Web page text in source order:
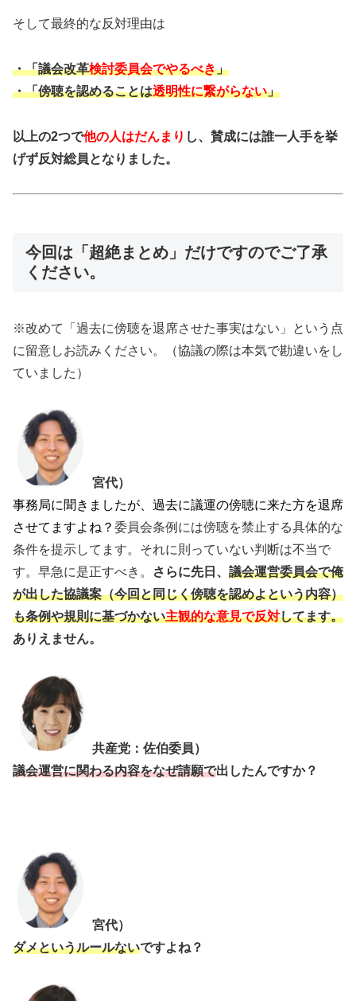
そして最終的な反対理由は
・「議会改革検討委員会でやるべき」
・「傍聴を認めることは透明性に繋がらない」
以上の2つで他の人はだんまり し、賛成には誰一人手を挙
げず反対総員となりました。
今回は「超絶まとめ」だけですのでご了承
ください。
※改めて「過去に傍聴を退席させた事実はない」という点
に留意しお読みください。（協議の際は本気で勘違いをし
ていました）
宮代）
事務局に聞きましたが、過去に議運の傍聴に来た方を退席
させてますよね？ 委員会条例には傍聴を禁止する具体的な
条件を提示してます。それに則っていない判断は不当で
す。早急に是正すべき。
さらに先日、 議会運営委員会で俺
が出した協議案（今回と同じく傍聴を認めよという内容）
も条例や規則に基づかない主観的な意見で反対してます。
ありえません。
共産党：佐伯委員）
議会運営に関わる内容をなぜ請願で出したんですか？
宮代）
ダメというルールないですよね？